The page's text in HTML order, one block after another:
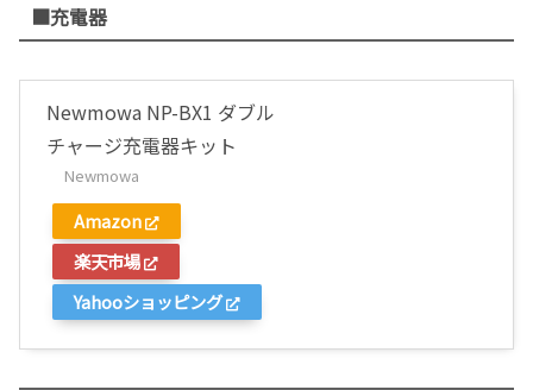
■充電器
Newmowa NP-BX1 ダブル
チャージ充電器キット
Newmowa
Amazon
楽天市場
Yahooショッピング